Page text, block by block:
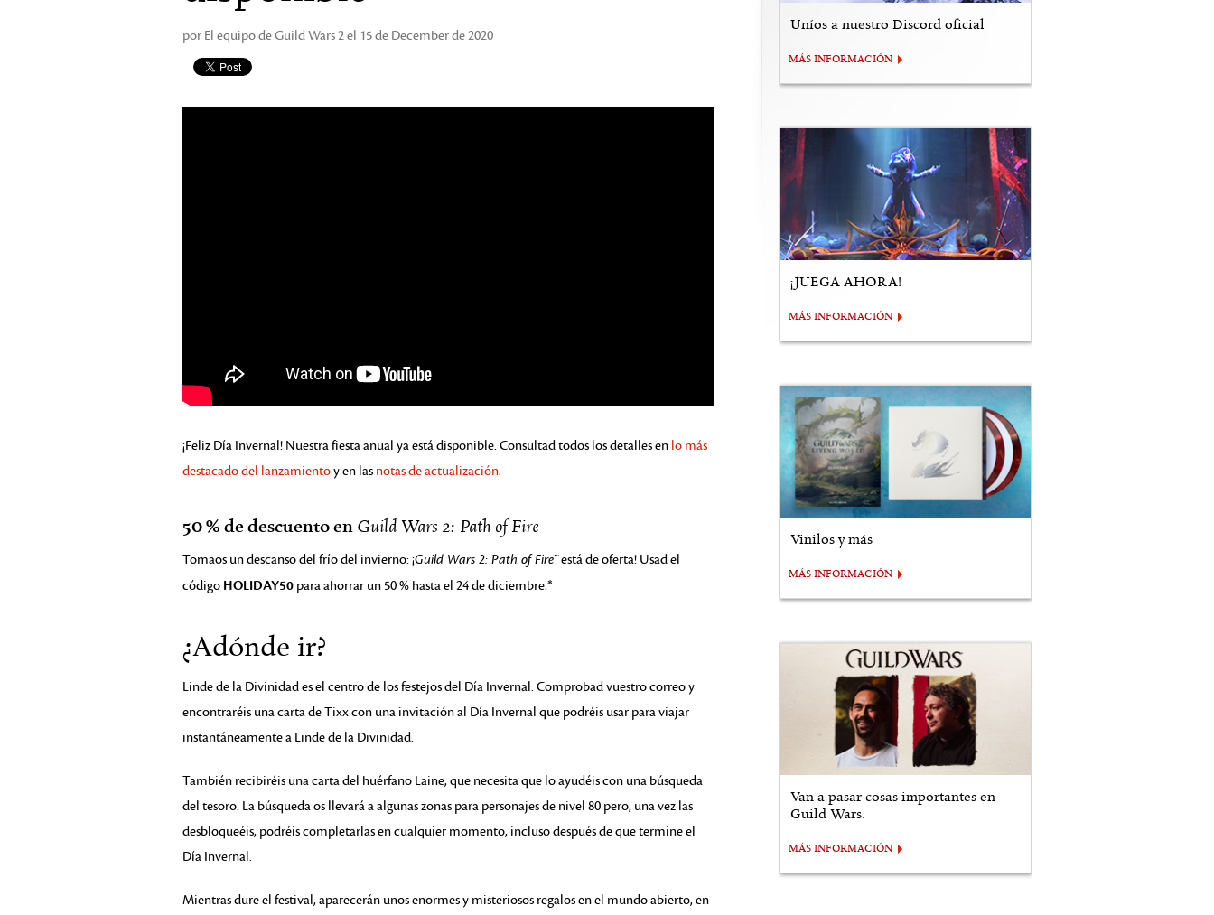
por El equipo de Guild Wars 2 el 15 de December de 2020
¡Feliz Día Invernal! Nuestra fiesta anual ya está disponible. Consultad todos los detalles en lo más
destacado del lanzamientoy en las notas de actualización.
50 % de descuento en Guild Wars 2: Path of Fire
Tomaos un descanso del frío del invierno: ¡Guild Wars 2: Path of Fire™está de oferta! Usad el
código HOLIDAY50 para ahorrar un 50 % hasta el 24 de diciembre.*
¿Adónde ir?
Linde de la Divinidad es el centro de los festejos del Día Invernal. Comprobad vuestro correo y
encontraréis una carta de Tixx con una invitación al Día Invernal que podréis usar para viajar
instantáneamente a Linde de la Divinidad.
También recibiréis una carta del huérfano Laine, que necesita que lo ayudéis con una búsqueda
del tesoro. La búsqueda os llevará a algunas zonas para personajes de nivel 80 pero, una vez las
desbloqueéis, podréis completarlas en cualquier momento, incluso después de que termine el
Día Invernal.
Mientras dure el festival, aparecerán unos enormes y misteriosos regalos en el mundo abierto, en
Uníos a nuestro Discord oficial
MÁS INFORMACIÓN
¡JUEGA AHORA!
MÁS INFORMACIÓN
Vinilos y más
MÁS INFORMACIÓN
Van a pasar cosas importantes en
Guild Wars.
MÁS INFORMACIÓN